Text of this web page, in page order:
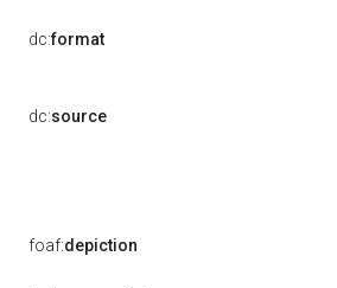
dc:format
dc:source
foaf:depiction